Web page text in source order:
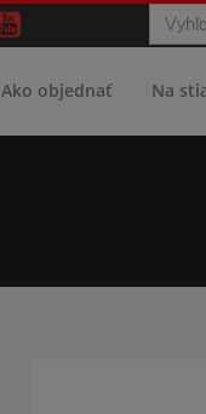
Ako objednať Na